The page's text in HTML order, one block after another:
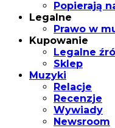
Popierają
Legalne
Prawo w
Kupowanie
Legalne
Sklep
Muzyki
Relacje
Recenzje
Wywiady
Newsroom